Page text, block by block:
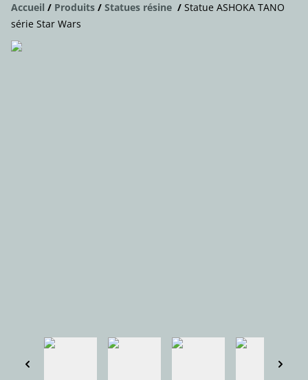
Accueil / Produits / Statues résine / Statue ASHOKA TANO
série Star Wars